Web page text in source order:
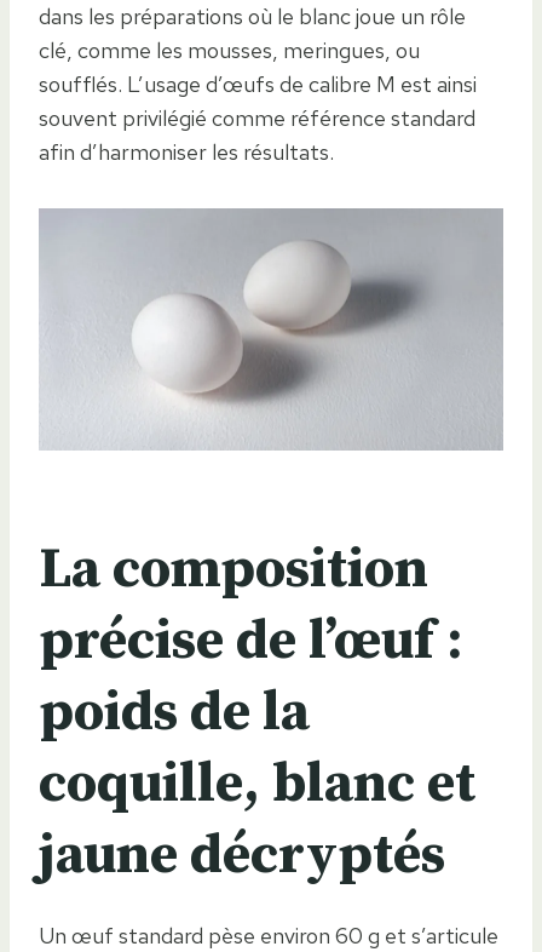
dans les préparations où le blanc joue un rôle
clé, comme les mousses, meringues, ou
soufflés. L’usage d’œufs de calibre M est ainsi
souvent privilégié comme référence standard
afin d’harmoniser les résultats.
La composition
précise de l’œuf :
poids de la
coquille, blanc et
jaune décryptés
Un œuf standard pèse environ 60 g et s’articule